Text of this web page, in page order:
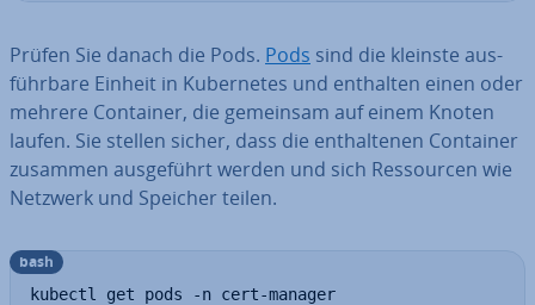
Prüfen Sie danach die Pods. Pods sind die kleinste aus­
führ­ba­re Einheit in Ku­ber­netes und enthalten einen oder
mehrere Container, die gemeinsam auf einem Knoten
laufen. Sie stellen sicher, dass die ent­hal­te­nen Container
zusammen aus­ge­führt werden und sich Res­sour­cen wie
Netzwerk und Speicher teilen.
kubectl get pods -n cert-manager
bash